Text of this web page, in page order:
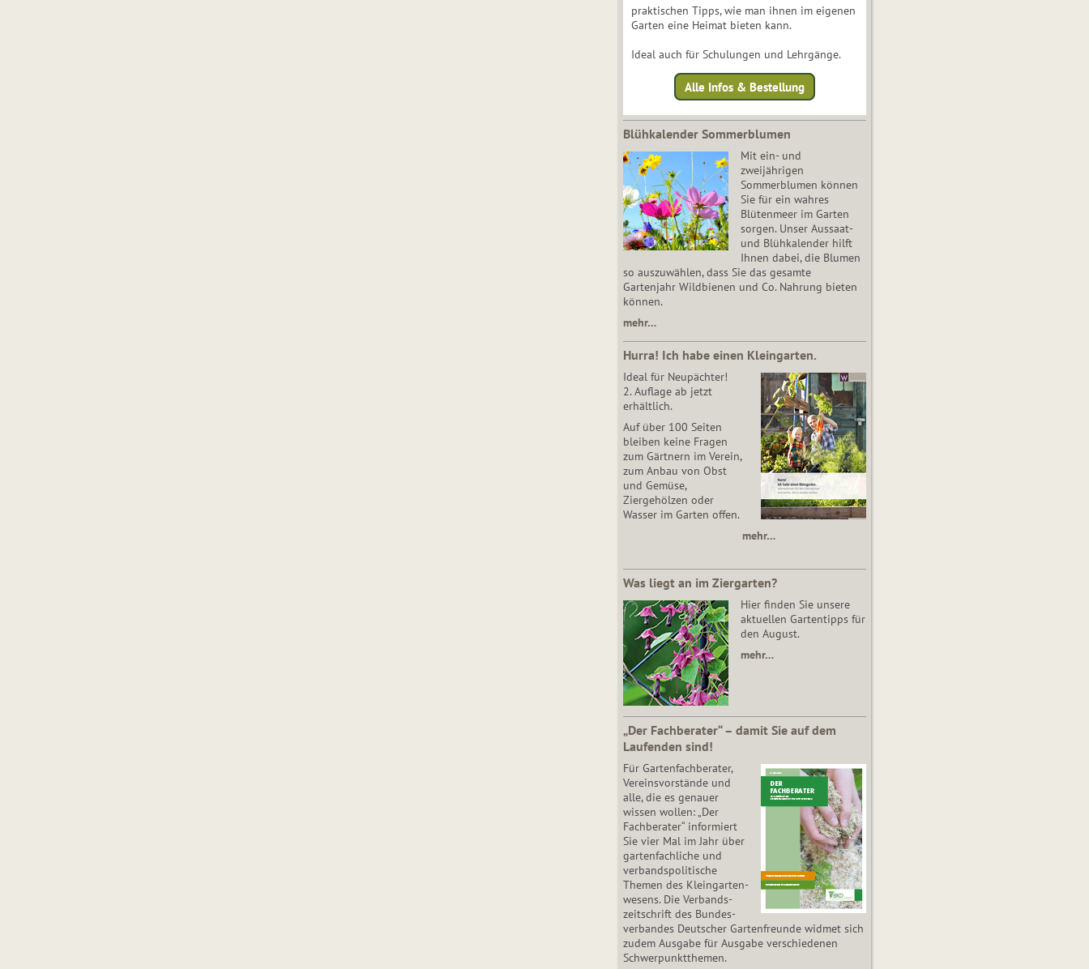
praktischen Tipps, wie man ihnen im eigenen
Garten eine Heimat bieten kann.
Ideal auch für Schulungen und Lehrgänge.
Alle Infos & Bestellung
Blühkalender Sommerblumen
Mit ein- und
zweijährigen
Sommerblumen können
Sie für ein wahres
Blütenmeer im Garten
sorgen. Unser Aussaat-
und Blühkalender hilft
Ihnen dabei, die Blumen
so auszuwählen, dass Sie das gesamte
Gartenjahr Wildbienen und Co. Nahrung bieten
können.
mehr…
Hurra! Ich habe einen Kleingarten.
Ideal für Neupächter!
2. Auflage ab jetzt
erhältlich.
Auf über 100 Seiten
bleiben keine Fragen
zum Gärtnern im Verein,
zum Anbau von Obst
und Gemüse,
Ziergehölzen oder
Wasser im Garten offen.
mehr…
Was liegt an im Ziergarten?
Hier finden Sie unsere
aktuellen Gartentipps für
den August.
mehr…
„Der Fachberater“ – damit Sie auf dem
Laufenden sind!
Für Gartenfachberater,
Vereinsvorstände und
alle, die es genauer
wissen wollen: „Der
Fachberater“ informiert
Sie vier Mal im Jahr über
gartenfachliche und
verbandspolitische
Themen des Klein­gar­ten­
wesens. Die Ver­bands­
zeit­schrift des Bun­des­
ver­ban­des Deutscher Gartenfreunde widmet sich
zudem Ausgabe für Ausgabe verschiedenen
Schwer­punkt­the­men.